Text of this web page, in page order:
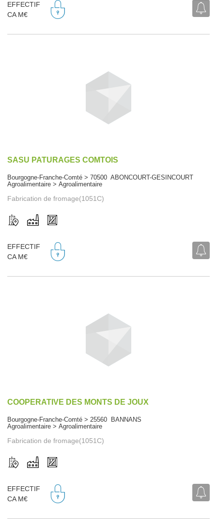
EFFECTIF
CA M€
SASU PATURAGES COMTOIS
Bourgogne-Franche-Comté > 70500 ABONCOURT-GESINCOURT
Agroalimentaire > Agroalimentaire
Fabrication de fromage(1051C)
EFFECTIF
CA M€
COOPERATIVE DES MONTS DE JOUX
Bourgogne-Franche-Comté > 25560 BANNANS
Agroalimentaire > Agroalimentaire
Fabrication de fromage(1051C)
EFFECTIF
CA M€